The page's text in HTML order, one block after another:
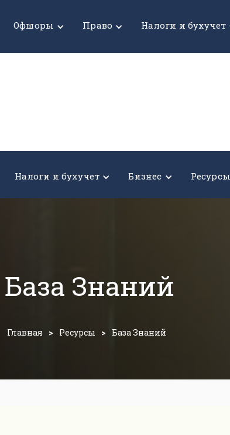
Офшоры Право Налоги и бухучет
Налоги и бухучет Бизнес Ресурсы
База Знаний
Главная > Ресурсы > База Знаний